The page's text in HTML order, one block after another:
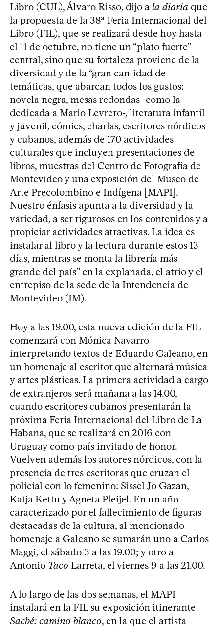
Libro (CUL), Álvaro Risso, dijo a la diaria que
la propuesta de la 38ª Feria Internacional del
Libro (FIL), que se realizará desde hoy hasta
el 11 de octubre, no tiene un “plato fuerte”
central, sino que su fortaleza proviene de la
diversidad y de la “gran cantidad de
temáticas, que abarcan todos los gustos:
novela negra, mesas redondas -como la
dedicada a Mario Levrero-, literatura infantil
y juvenil, cómics, charlas, escritores nórdicos
y cubanos, además de 170 actividades
culturales que incluyen presentaciones de
libros, muestras del Centro de Fotografía de
Montevideo y una exposición del Museo de
Arte Precolombino e Indígena [MAPI].
Nuestro énfasis apunta a la diversidad y la
variedad, a ser rigurosos en los contenidos y a
propiciar actividades atractivas. La idea es
instalar al libro y la lectura durante estos 13
días, mientras se monta la librería más
grande del país” en la explanada, el atrio y el
entrepiso de la sede de la Intendencia de
Montevideo (IM).
Hoy a las 19.00, esta nueva edición de la FIL
comenzará con Mónica Navarro
interpretando textos de Eduardo Galeano, en
un homenaje al escritor que alternará música
y artes plásticas. La primera actividad a cargo
de extranjeros será mañana a las 14.00,
cuando escritores cubanos presentarán la
próxima Feria Internacional del Libro de La
Habana, que se realizará en 2016 con
Uruguay como país invitado de honor.
Vuelven además los autores nórdicos, con la
presencia de tres escritoras que cruzan el
policial con lo femenino: Sissel Jo Gazan,
Katja Kettu y Agneta Pleijel. En un año
caracterizado por el fallecimiento de figuras
destacadas de la cultura, al mencionado
homenaje a Galeano se sumarán uno a Carlos
Maggi, el sábado 3 a las 19.00; y otro a
Antonio Taco Larreta, el viernes 9 a las 21.00.
A lo largo de las dos semanas, el MAPI
instalará en la FIL su exposición itinerante
Sacbé: camino blanco, en la que el artista